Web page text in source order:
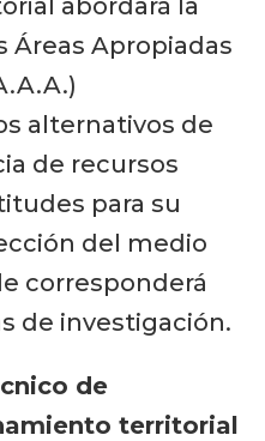
abordará la
Áreas Apropiadas
alternativos de
de recursos
para su
del medio
corresponderá
de investigación.
de
territorial